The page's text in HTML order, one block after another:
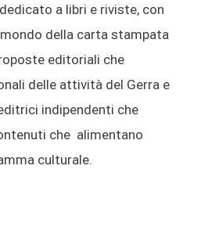
a libri e riviste, con
della carta stampata
editoriali che
delle attività del Gerra e
indipendenti che
che alimentano
culturale.